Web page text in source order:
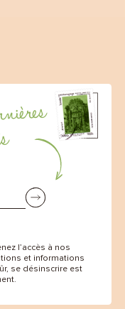
l’accès à nos
et informations
se désinscrire est